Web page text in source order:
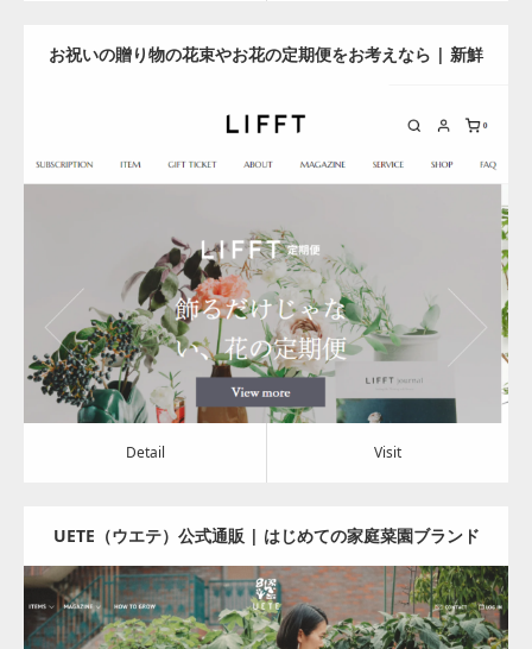
お祝いの贈り物の花束やお花の定期便をお考えなら | 新鮮
な旬の花をお届けする「LIFFT」
Category:その他
Detail Visit
Detail Visit
UETE（ウエテ）公式通販 | はじめての家庭菜園ブランド